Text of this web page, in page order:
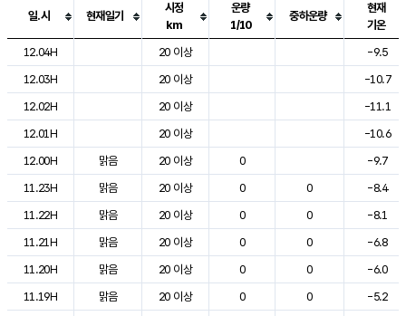
도시별 기상실황표로 지점, 날씨, 기온, 강수, 바람, 기압등을 안내한 표입
일.시 현재일기
시정
km
운량
1/10
중하운량
현재
기온
12.04H
20 이상
-9.5
12.03H
20 이상
-10.7
12.02H
20 이상
-11.1
12.01H
20 이상
-10.6
12.00H
맑음 20 이상 0
-9.7
11.23H
맑음 20 이상 0 0
-8.4
11.22H
맑음 20 이상 0 0
-8.1
11.21H
맑음 20 이상 0 0
-6.8
11.20H
맑음 20 이상 0 0
-6.0
11.19H
맑음 20 이상 0 0
-5.2